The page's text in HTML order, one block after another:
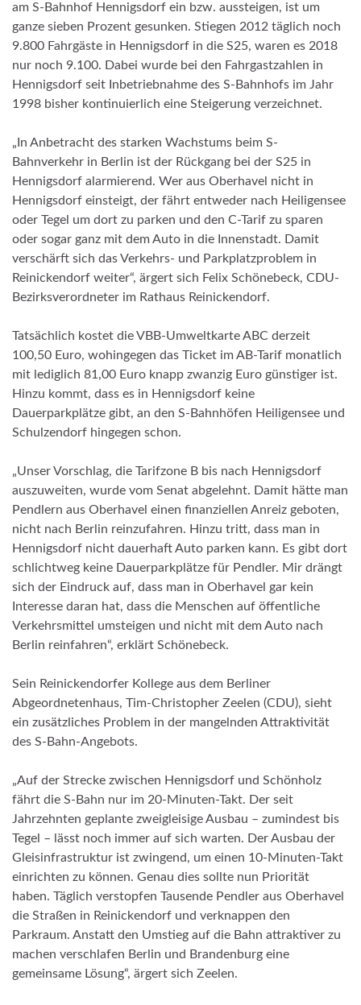
am S-Bahnhof Hennigsdorf ein bzw. aussteigen, ist um
ganze sieben Prozent gesunken. Stiegen 2012 täglich noch
9.800 Fahrgäste in Hennigsdorf in die S25, waren es 2018
nur noch 9.100. Dabei wurde bei den Fahrgastzahlen in
Hennigsdorf seit Inbetriebnahme des S-Bahnhofs im Jahr
1998 bisher kontinuierlich eine Steigerung verzeichnet.
„In Anbetracht des starken Wachstums beim S-
Bahnverkehr in Berlin ist der Rückgang bei der S25 in
Hennigsdorf alarmierend. Wer aus Oberhavel nicht in
Hennigsdorf einsteigt, der fährt entweder nach Heiligensee
oder Tegel um dort zu parken und den C-Tarif zu sparen
oder sogar ganz mit dem Auto in die Innenstadt. Damit
verschärft sich das Verkehrs- und Parkplatzproblem in
Reinickendorf weiter“, ärgert sich Felix Schönebeck, CDU-
Bezirksverordneter im Rathaus Reinickendorf.
Tatsächlich kostet die VBB-Umweltkarte ABC derzeit
100,50 Euro, wohingegen das Ticket im AB-Tarif monatlich
mit lediglich 81,00 Euro knapp zwanzig Euro günstiger ist.
Hinzu kommt, dass es in Hennigsdorf keine
Dauerparkplätze gibt, an den S-Bahnhöfen Heiligensee und
Schulzendorf hingegen schon.
„Unser Vorschlag, die Tarifzone B bis nach Hennigsdorf
auszuweiten, wurde vom Senat abgelehnt. Damit hätte man
Pendlern aus Oberhavel einen finanziellen Anreiz geboten,
nicht nach Berlin reinzufahren. Hinzu tritt, dass man in
Hennigsdorf nicht dauerhaft Auto parken kann. Es gibt dort
schlichtweg keine Dauerparkplätze für Pendler. Mir drängt
sich der Eindruck auf, dass man in Oberhavel gar kein
Interesse daran hat, dass die Menschen auf öffentliche
Verkehrsmittel umsteigen und nicht mit dem Auto nach
Berlin reinfahren“, erklärt Schönebeck.
Sein Reinickendorfer Kollege aus dem Berliner
Abgeordnetenhaus, Tim-Christopher Zeelen (CDU), sieht
ein zusätzliches Problem in der mangelnden Attraktivität
des S-Bahn-Angebots.
„Auf der Strecke zwischen Hennigsdorf und Schönholz
fährt die S-Bahn nur im 20-Minuten-Takt. Der seit
Jahrzehnten geplante zweigleisige Ausbau – zumindest bis
Tegel – lässt noch immer auf sich warten. Der Ausbau der
Gleisinfrastruktur ist zwingend, um einen 10-Minuten-Takt
einrichten zu können. Genau dies sollte nun Priorität
haben. Täglich verstopfen Tausende Pendler aus Oberhavel
die Straßen in Reinickendorf und verknappen den
Parkraum. Anstatt den Umstieg auf die Bahn attraktiver zu
machen verschlafen Berlin und Brandenburg eine
gemeinsame Lösung“, ärgert sich Zeelen.